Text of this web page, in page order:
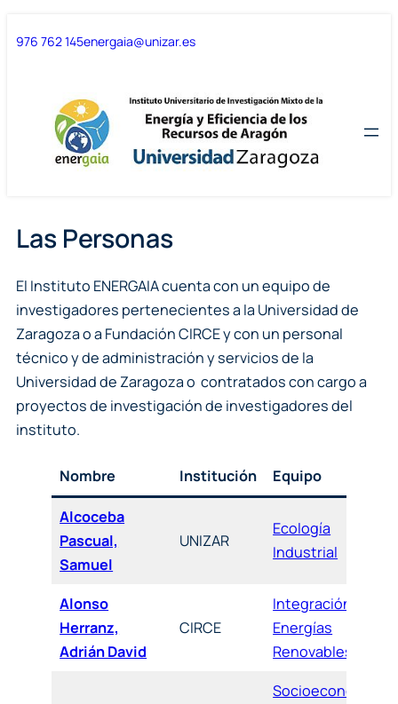
alal
976 762 145energaia@unizar.es
Las Personas
El Instituto ENERGAIA cuenta con un equipo de
investigadores pertenecientes a la Universidad de
Zaragoza o a Fundación CIRCE y con un personal
técnico y de administración y servicios de la
Universidad de Zaragoza o contratados con cargo a
proyectos de investigación de investigadores del
instituto.
Nombre Institución Equipo
Alcoceba
Pascual,
Samuel
UNIZAR
Ecología
Industrial
Alonso
Herranz,
Adrián David
CIRCE
Integración de
Energías
Renovables
Socioeconomía